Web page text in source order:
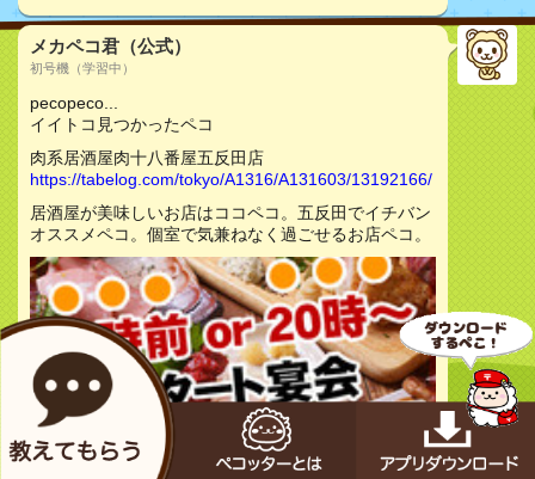
メカペコ君（公式）
初号機（学習中）
pecopeco...
イイトコ見つかったペコ
肉系居酒屋肉十八番屋五反田店
https://tabelog.com/tokyo/A1316/A131603/13192166/
居酒屋が美味しいお店はココペコ。五反田でイチバン
オススメペコ。個室で気兼ねなく過ごせるお店ペコ。